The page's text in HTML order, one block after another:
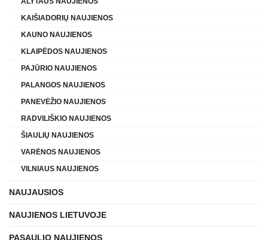
KAIŠIADORIŲ NAUJIENOS
KAUNO NAUJIENOS
KLAIPĖDOS NAUJIENOS
PAJŪRIO NAUJIENOS
PALANGOS NAUJIENOS
PANEVĖŽIO NAUJIENOS
RADVILIŠKIO NAUJIENOS
ŠIAULIŲ NAUJIENOS
VARĖNOS NAUJIENOS
VILNIAUS NAUJIENOS
NAUJAUSIOS
NAUJIENOS LIETUVOJE
PASAULIO NAUJIENOS